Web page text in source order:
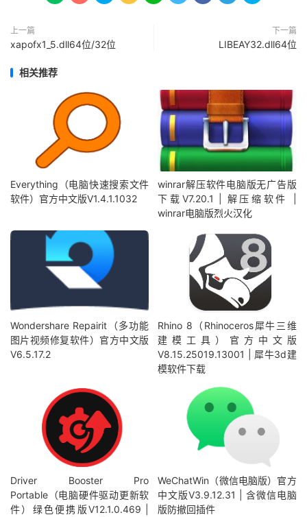
上一篇
xapofx1_5.dll64位/32位
下一篇
LIBEAY32.dll64位
相关推荐
Everything（电脑快速搜索文件
软件）官方中文版V1.4.1.1032
winrar解压软件电脑版无广告版
下载V7.20.1 | 解压缩软件 |
winrar电脑版烈火汉化
Wondershare Repairit（多功能
图片视频修复软件）官方中文版
V6.5.17.2
Rhino 8（Rhinoceros犀牛三维
建模工具）官方中文版
V8.15.25019.13001 | 犀牛3d建
模软件下载
Driver Booster Pro
Portable（电脑硬件驱动更新软
件）绿色便携版V12.1.0.469 |
WeChatWin（微信电脑版）官方
中文版V3.9.12.31 | 含微信电脑
版防撤回插件